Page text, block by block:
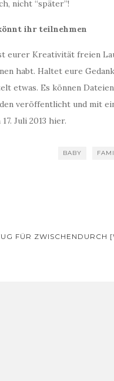
nicht “später”!
ihr teilnehmen
eurer Kreativität freien
habt. Haltet eure
etwas. Es können
veröffentlicht und mit
17. Juli 2013 hier.
BABY
FÜR ZWISCHENDURCH